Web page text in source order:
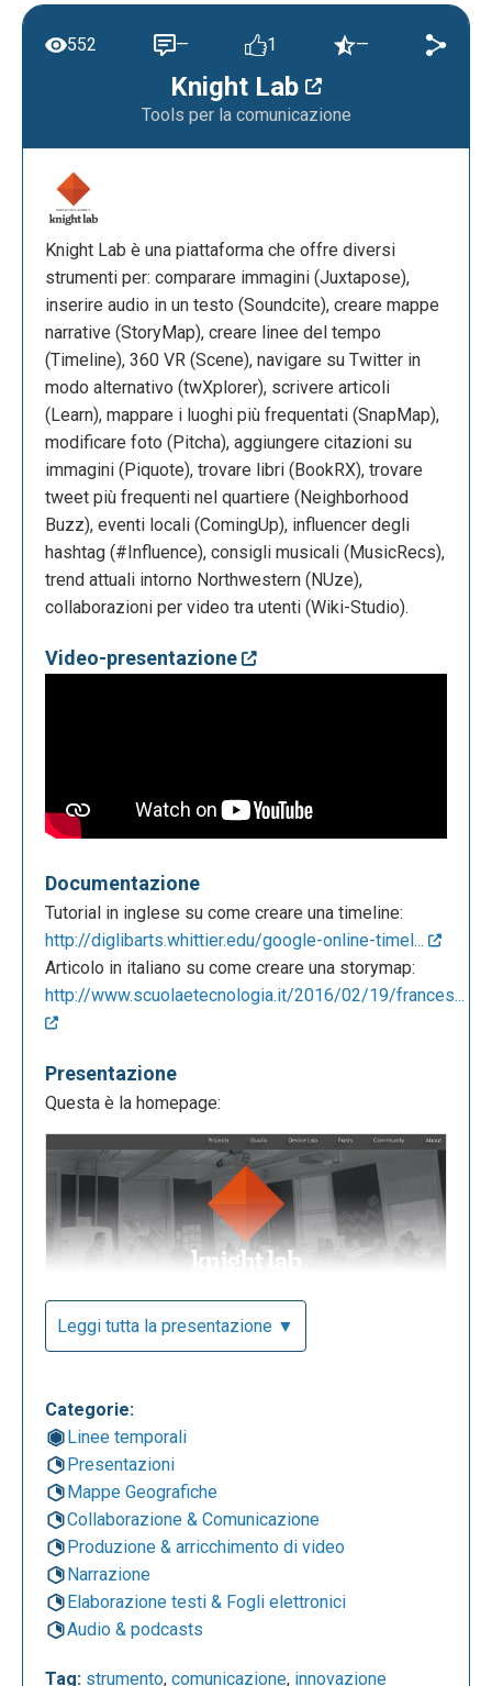
Knight Lab
Tools per la comunicazione
552 — 1 —
Knight Lab è una piattaforma che offre diversi
strumenti per: comparare immagini (Juxtapose),
inserire audio in un testo (Soundcite), creare mappe
narrative (StoryMap), creare linee del tempo
(Timeline), 360 VR (Scene), navigare su Twitter in
modo alternativo (twXplorer), scrivere articoli
(Learn), mappare i luoghi più frequentati (SnapMap),
modificare foto (Pitcha), aggiungere citazioni su
immagini (Piquote), trovare libri (BookRX), trovare
tweet più frequenti nel quartiere (Neighborhood
Buzz), eventi locali (ComingUp), influencer degli
hashtag (#Influence), consigli musicali (MusicRecs),
trend attuali intorno Northwestern (NUze),
collaborazioni per video tra utenti (Wiki-Studio).
Video-presentazione
Documentazione
Tutorial in inglese su come creare una timeline:
http://diglibarts.whittier.edu/google-online-timel...
Articolo in italiano su come creare una storymap:
http://www.scuolaetecnologia.it/2016/02/19/frances...
Presentazione
Questa è la homepage:
Nella schermata home ci sono alcuni esempi delle
svolgere, come raccontare delle storie tramite delle
immagini.
Per questa applicazione non è necessaria la
registrazione. È possibile infatti, utilizzare tutte le
sue funzioni descritte nel menù in alto.
L’insieme dei progetti del laboratorio è molto ampio
Leggi tutta la presentazione ▼
Categorie:
Linee temporali
Presentazioni
Mappe Geografiche
Collaborazione & Comunicazione
Produzione & arricchimento di video
Narrazione
Elaborazione testi & Fogli elettronici
Audio & podcasts
Tag: strumento, comunicazione, innovazione